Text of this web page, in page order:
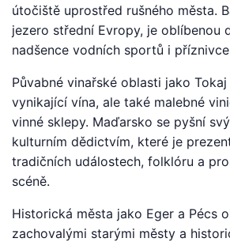
útočiště uprostřed rušného města.
jezero střední Evropy, je oblíbenou
nadšence vodních sportů i
Půvabné vinařské oblasti jako
vynikající vína, ale také malebné
vinné sklepy. Maďarsko se pyšní
kulturním dědictvím, které je
tradičních událostech, folklóru a
scéně.
Historická města jako Eger a Pécs
zachovalými starými městy a